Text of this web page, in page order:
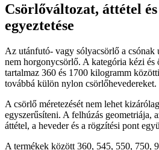
Csörlőváltozat, áttétel
egyeztetése
Az utánfutó- vagy sólyacsörlő a csónak
nem horgonycsörlő. A kategória kézi és
tartalmaz 360 és 1700 kilogramm
továbbá külön nylon csörlőhevedereket.
A csörlő méretezését nem lehet
egyszerűsíteni. A felhúzás geometriája,
áttétel, a heveder és a rögzítési pont
A termékek között 360, 545, 550, 750,